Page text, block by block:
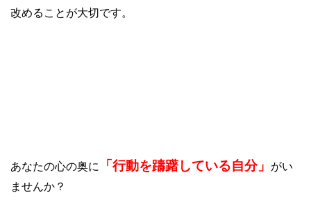
改めることが大切です。
あなたの心の奥に 「行動を躊躇している自分」
がい
ませんか？